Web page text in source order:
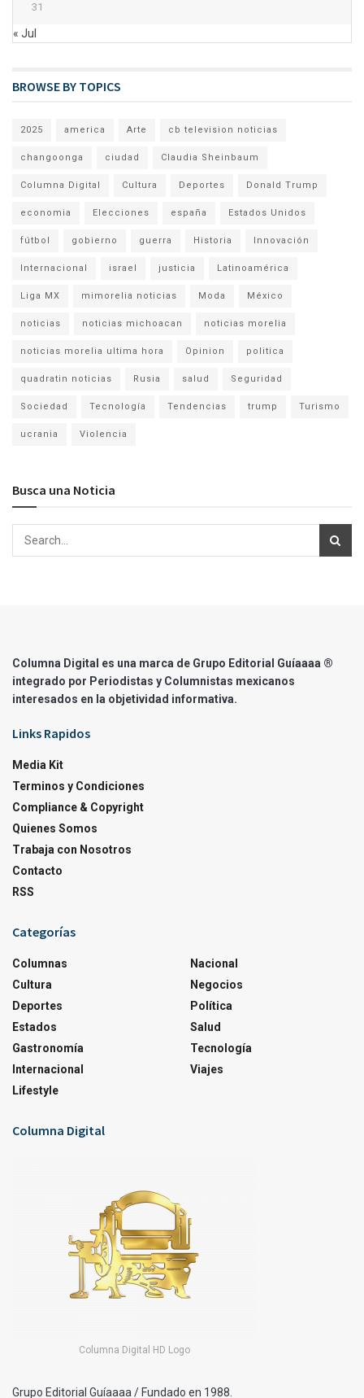
31
« Jul
BROWSE BY TOPICS
2025 america Arte cb television noticias
changoonga ciudad Claudia Sheinbaum
Columna Digital Cultura Deportes Donald Trump
economia Elecciones españa Estados Unidos
fútbol gobierno guerra Historia Innovación
Internacional israel justicia Latinoamérica
Liga MX mimorelia noticias Moda México
noticias noticias michoacan noticias morelia
noticias morelia ultima hora Opinion politica
quadratin noticias Rusia salud Seguridad
Sociedad Tecnología Tendencias trump Turismo
ucrania Violencia
Busca una Noticia
Columna Digital es una marca de Grupo Editorial Guíaaaa ®
integrado por Periodistas y Columnistas mexicanos
interesados en la objetividad informativa.
Links Rapidos
Media Kit
Terminos y Condiciones
Compliance & Copyright
Quienes Somos
Trabaja con Nosotros
Contacto
RSS
Categorías
Columnas
Cultura
Deportes
Estados
Gastronomía
Internacional
Lifestyle
Nacional
Negocios
Política
Salud
Tecnología
Viajes
Columna Digital
Columna Digital HD Logo
Grupo Editorial Guíaaaa / Fundado en 1988.